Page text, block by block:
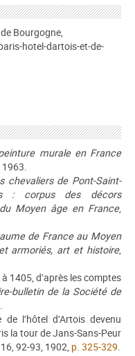
Bourgogne,
hotel-dartois-et-de-
murale en France
chevaliers de Pont-Saint-
: corpus des décors
Moyen âge en France,
de France au Moyen
armoriés, art et histoire,
1405, d’après les comptes
bulletin de la Société de
l’hôtel d’Artois devenu
la tour de Jans-Sans-Peur
92-93, 1902, p. 325-329